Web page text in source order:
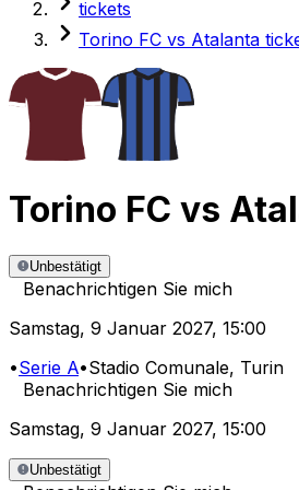
tickets
Torino FC vs Atalanta
Torino FC vs
Unbestätigt
Benachrichtigen Sie mich
Samstag, 9 Januar 2027, 15:00
•Serie A•Stadio Comunale, Turin
Benachrichtigen Sie mich
Samstag, 9 Januar 2027, 15:00
Unbestätigt